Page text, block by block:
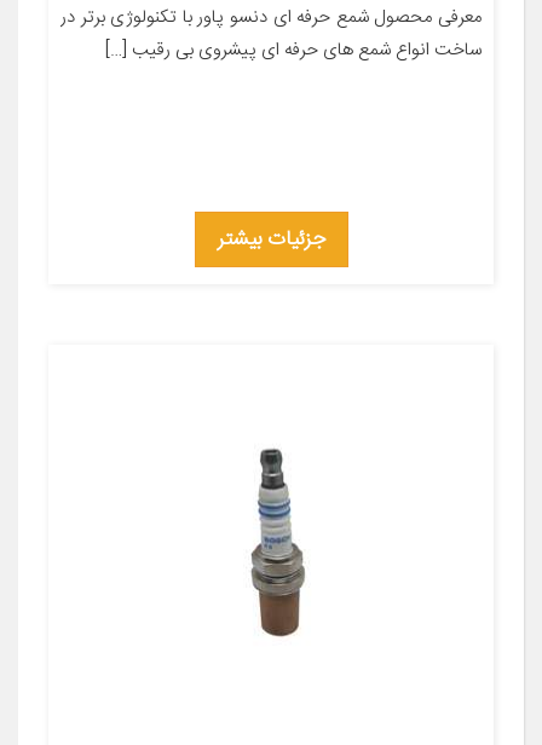
معرفی محصول شمع حرفه ای دنسو پاور با تکنولوژی برتر در
ساخت انواع شمع های حرفه ای پیشروی بی رقیب […]
جزئیات بیشتر